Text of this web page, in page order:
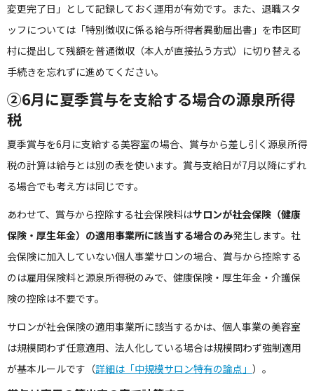
変更完了日」として記録しておく運用が有効です。また、退職スタ
ッフについては「特別徴収に係る給与所得者異動届出書」を市区町
村に提出して残額を普通徴収（本人が直接払う方式）に切り替える
手続きを忘れずに進めてください。
②6月に夏季賞与を支給する場合の源泉所得
税
夏季賞与を6月に支給する美容室の場合、賞与から差し引く源泉所得
税の計算は給与とは別の表を使います。賞与支給日が7月以降にずれ
る場合でも考え方は同じです。
あわせて、賞与から控除する社会保険料はサロンが社会保険（健康
保険・厚生年金）の適用事業所に該当する場合のみ発生します。社
会保険に加入していない個人事業サロンの場合、賞与から控除する
のは雇用保険料と源泉所得税のみで、健康保険・厚生年金・介護保
険の控除は不要です。
サロンが社会保険の適用事業所に該当するかは、個人事業の美容室
は規模問わず任意適用、法人化している場合は規模問わず強制適用
が基本ルールです（詳細は「中規模サロン特有の論点」 ）。